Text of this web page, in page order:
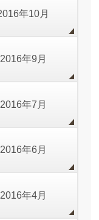
年10月
2016年9月
2016年7月
2016年6月
2016年4月